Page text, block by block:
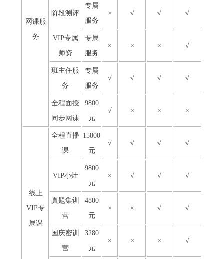
网课服
务
阶段测评
专属
服务
× √ √ √
VIP专属
师资
专属
服务
× × × √
班主任服
务
专属
服务
√ √ √ √
全程面授
同步网课
9800
元
√ × × ×
线上
VIP专
属课
全程直播
课
15800
元
√ √ √ √
VIP小灶
9800
元
× √ √ √
真题集训
营
4800
元
× × √ √
国庆密训
营
3280
元
× × × √